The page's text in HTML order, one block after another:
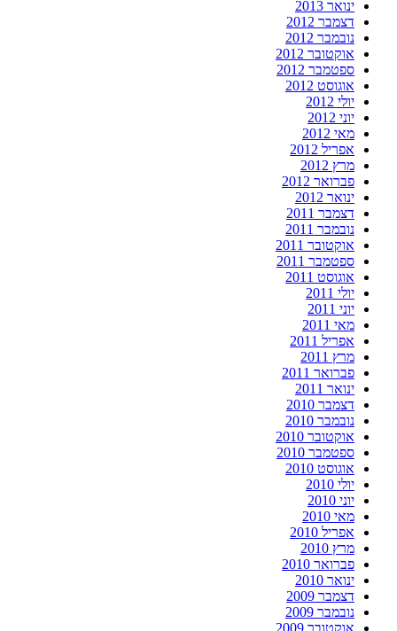
ינואר 2013
דצמבר 2012
נובמבר 2012
אוקטובר 2012
ספטמבר 2012
אוגוסט 2012
יולי 2012
יוני 2012
מאי 2012
אפריל 2012
מרץ 2012
פברואר 2012
ינואר 2012
דצמבר 2011
נובמבר 2011
אוקטובר 2011
ספטמבר 2011
אוגוסט 2011
יולי 2011
יוני 2011
מאי 2011
אפריל 2011
מרץ 2011
פברואר 2011
ינואר 2011
דצמבר 2010
נובמבר 2010
אוקטובר 2010
ספטמבר 2010
אוגוסט 2010
יולי 2010
יוני 2010
מאי 2010
אפריל 2010
מרץ 2010
פברואר 2010
ינואר 2010
דצמבר 2009
נובמבר 2009
אוקטובר 2009